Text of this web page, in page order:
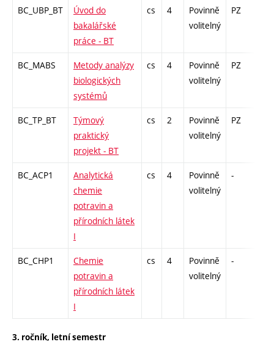
BC_UBP_BT
Úvod do
bakalářské
práce - BT
cs 4
Povinně
volitelný
PZ
BC_MABS
Metody analýzy
biologických
systémů
cs 4
Povinně
volitelný
PZ
BC_TP_BT
Týmový
praktický
projekt - BT
cs 2
Povinně
volitelný
PZ
BC_ACP1
Analytická
chemie
potravin a
přírodních látek
I
cs 4
Povinně
volitelný
-
BC_CHP1
Chemie
potravin a
přírodních látek
I
cs 4
Povinně
volitelný
-
3. ročník, letní semestr